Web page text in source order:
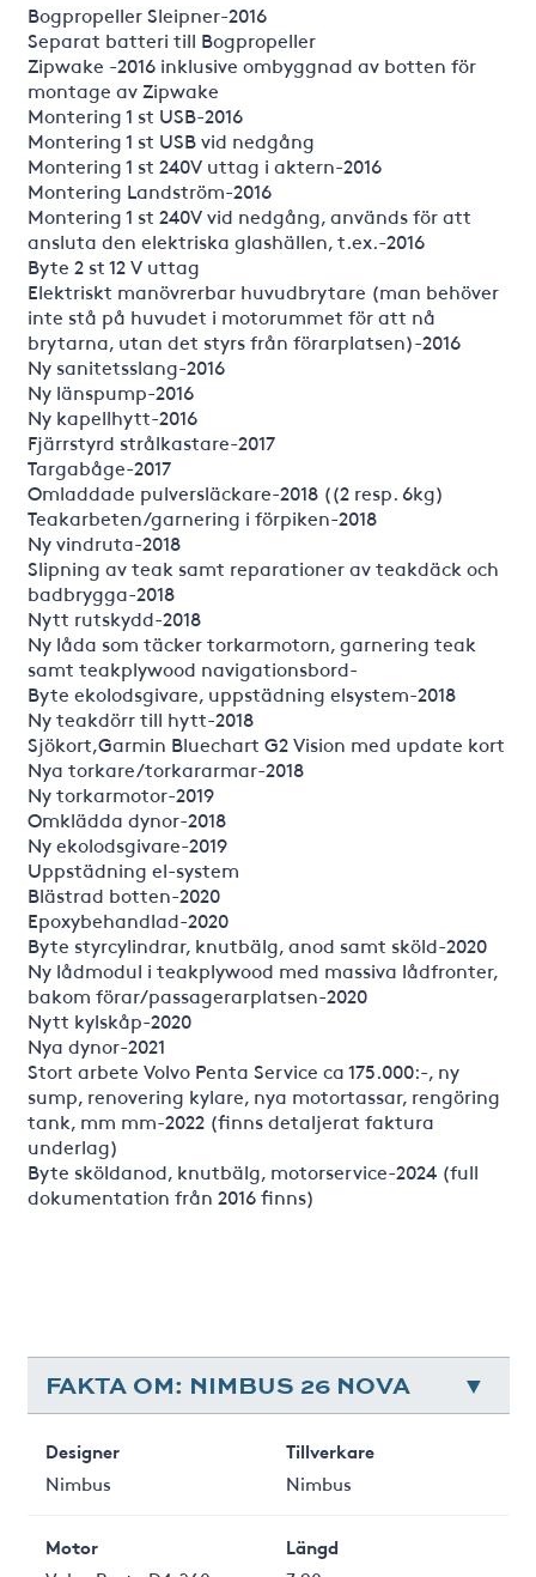
Bogpropeller Sleipner-2016
Separat batteri till Bogpropeller
Zipwake -2016 inklusive ombyggnad av botten för
montage av Zipwake
Montering 1 st USB-2016
Montering 1 st USB vid nedgång
Montering 1 st 240V uttag i aktern-2016
Montering Landström-2016
Montering 1 st 240V vid nedgång, används för att
ansluta den elektriska glashällen, t.ex.-2016
Byte 2 st 12 V uttag
Elektriskt manövrerbar huvudbrytare (man behöver
inte stå på huvudet i motorummet för att nå
brytarna, utan det styrs från förarplatsen)-2016
Ny sanitetsslang-2016
Ny länspump-2016
Ny kapellhytt-2016
Fjärrstyrd strålkastare-2017
Targabåge-2017
Omladdade pulversläckare-2018 ((2 resp. 6kg)
Teakarbeten/garnering i förpiken-2018
Ny vindruta-2018
Slipning av teak samt reparationer av teakdäck och
badbrygga-2018
Nytt rutskydd-2018
Ny låda som täcker torkarmotorn, garnering teak
samt teakplywood navigationsbord-
Byte ekolodsgivare, uppstädning elsystem-2018
Ny teakdörr till hytt-2018
Sjökort,Garmin Bluechart G2 Vision med update kort
Nya torkare/torkararmar-2018
Ny torkarmotor-2019
Omklädda dynor-2018
Ny ekolodsgivare-2019
Uppstädning el-system
Blästrad botten-2020
Epoxybehandlad-2020
Byte styrcylindrar, knutbälg, anod samt sköld-2020
Ny lådmodul i teakplywood med massiva lådfronter,
bakom förar/passagerarplatsen-2020
Nytt kylskåp-2020
Nya dynor-2021
Stort arbete Volvo Penta Service ca 175.000:-, ny
sump, renovering kylare, nya motortassar, rengöring
tank, mm mm-2022 (finns detaljerat faktura
underlag)
Byte sköldanod, knutbälg, motorservice-2024 (full
dokumentation från 2016 finns)
FAKTA OM: NIMBUS 26 NOVA
Designer
Nimbus
Tillverkare
Nimbus
Motor
Längd